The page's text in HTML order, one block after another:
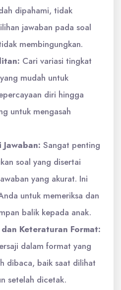
dipahami, tidak
jawaban pada soal
membingungkan.
Cari variasi tingkat
mudah untuk
diri hingga
untuk mengasah
Sangat penting
soal yang disertai
yang akurat. Ini
untuk memeriksa dan
balik kepada anak.
Keteraturan Format:
dalam format yang
dibaca, baik saat dilihat
setelah dicetak.